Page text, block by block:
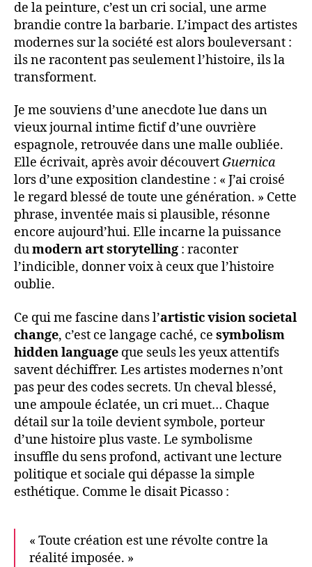
de la peinture, c’est un cri social, une arme
brandie contre la barbarie. L’impact des artistes
modernes sur la société est alors bouleversant :
ils ne racontent pas seulement l’histoire, ils la
transforment.
Je me souviens d’une anecdote lue dans un
vieux journal intime fictif d’une ouvrière
espagnole, retrouvée dans une malle oubliée.
Elle écrivait, après avoir découvert Guernica
lors d’une exposition clandestine : « J’ai croisé
le regard blessé de toute une génération. » Cette
phrase, inventée mais si plausible, résonne
encore aujourd’hui. Elle incarne la puissance
dumodern art storytelling : raconter
l’indicible, donner voix à ceux que l’histoire
oublie.
Ce qui me fascine dans l’artistic vision societal
change, c’est ce langage caché, ce symbolism
hidden language que seuls les yeux attentifs
savent déchiffrer. Les artistes modernes n’ont
pas peur des codes secrets. Un cheval blessé,
une ampoule éclatée, un cri muet… Chaque
détail sur la toile devient symbole, porteur
d’une histoire plus vaste. Le symbolisme
insuffle du sens profond, activant une lecture
politique et sociale qui dépasse la simple
esthétique. Comme le disait Picasso :
« Toute création est une révolte contre la
réalité imposée. »